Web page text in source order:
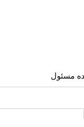
مسئول